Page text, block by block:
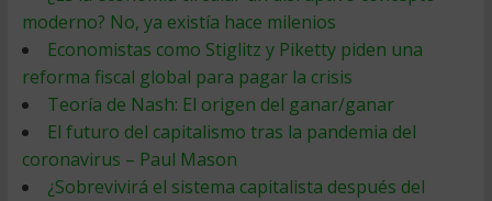
moderno? No, ya existía hace milenios
Economistas como Stiglitz y Piketty piden una
reforma fiscal global para pagar la crisis
Teoría de Nash: El origen del ganar/ganar
El futuro del capitalismo tras la pandemia del
coronavirus – Paul Mason
¿Sobrevivirá el sistema capitalista después del